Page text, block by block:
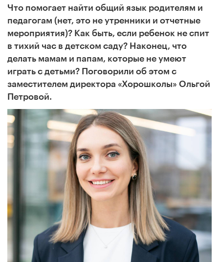
Что помогает найти общий язык родителям и
педагогам (нет, это не утренники и отчетные
мероприятия)? Как быть, если ребенок не спит
в тихий час в детском саду? Наконец, что
делать мамам и папам, которые не умеют
играть с детьми? Поговорили об этом с
заместителем директора «Хорошколы» Ольгой
Петровой.